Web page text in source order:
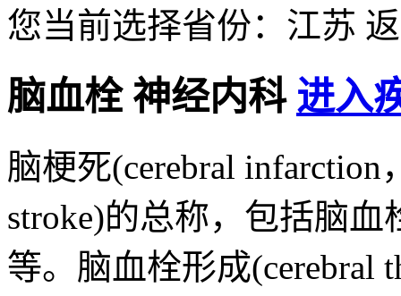
您当前选择省份： 江苏
脑血栓 神经内科 进入
脑梗死(cerebral
stroke)的总称，包括脑
等。脑血栓形成(cerebral